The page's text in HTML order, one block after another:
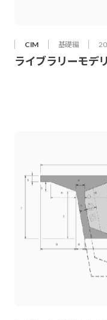
CIM 基礎編
ライブラリーモデ